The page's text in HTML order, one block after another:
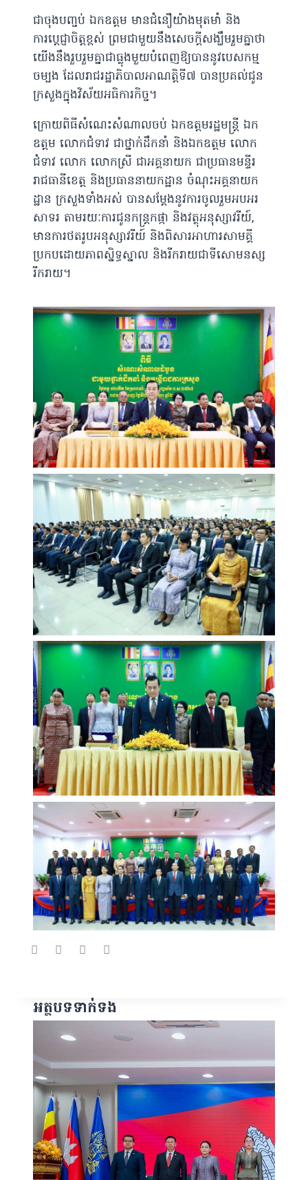
ជាចុងបញ្ចប់ ឯកឧត្តម មានជំនឿយ៉ាងមុតមាំ និង
ការប្តេជ្ញាចិត្តខ្ពស់ ព្រមជាមួយនឹងសេចក្តីសង្ឃឹមរួមគ្នាថា
យើងនឹងរួបរួមគ្នាជាធ្លុងមួយបំពេញឱ្យបាននូវបេសកម្ម
ចម្បង ដែលរាជរដ្ឋាភិបាលអាណត្តិទី៧ បានប្រគល់ជូន
ក្រសួងក្នុងវិស័យអធិការកិច្ច។
ក្រោយពិធីសំណេះសំណាលចប់ ឯកឧត្តមរដ្ឋមន្រ្តី ឯក
ឧត្តម លោកជំទាវ ជាថ្នាក់ដឹកនាំ និងឯកឧត្តម លោក
ជំទាវ លោក លោកស្រី ជាអគ្គនាយក ជាប្រធានមន្ទីរ
រាជធានីខេត្ត និងប្រធាននាយកដ្ឋាន ចំណុះអគ្គនាយក
ដ្ឋាន ក្រសួងទាំងអស់ បានសម្តែងនូវការចូលរួមអបអរ
សាទរ តាមរយៈការជូនកន្រ្តកផ្កា និងវត្ថុអនុស្សាវរីយ៍,
មានការថតរូបអនុស្សាវរីយ៍ និងពិសារអាហារសាមគ្គី
ប្រកបដោយភាពស្និទ្ធស្នាល និងរីករាយជាទីសោមនស្ស
រីករាយ។
អត្ថបទទាក់ទង